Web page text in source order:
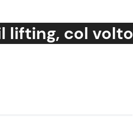
lifting, col volto